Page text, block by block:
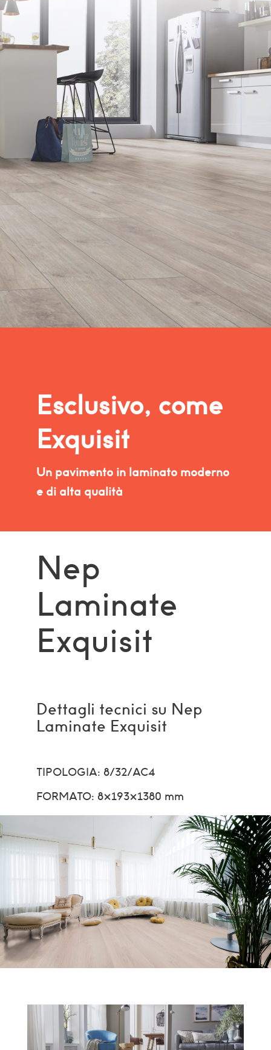
Esclusivo, come
Exquisit
Un pavimento in laminato moderno
e di alta qualità
Nep
Laminate
Exquisit
Dettagli tecnici su Nep
Laminate Exquisit
TIPOLOGIA: 8/32/AC4
FORMATO: 8x193x1380 mm